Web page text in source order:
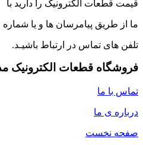
قیمت قطعات الکترونیک را دارید با
ما از طریق پیامرسان ها و یا شماره
تلفن های تماس در ارتباط باشیـد.
فروشگاه قطعات الکترونیک
تماس با ما
درباره ی ما
صفحه نخست